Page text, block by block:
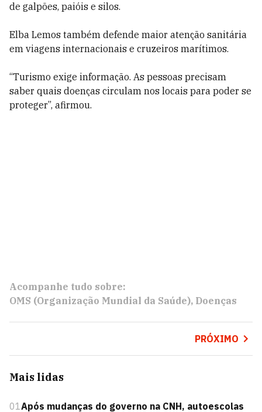
de galpões, paióis e silos.
Elba Lemos também defende maior atenção sanitária
em viagens internacionais e cruzeiros marítimos.
“Turismo exige informação. As pessoas precisam
saber quais doenças circulam nos locais para poder se
proteger”, afirmou.
Acompanhe tudo sobre:
OMS (Organização Mundial da Saúde) Doenças
PRÓXIMO
Mais lidas
01Após mudanças do governo na CNH, autoescolas